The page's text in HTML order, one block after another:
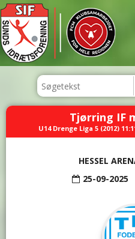
Tjørring IF
U14 Drenge Liga 5 (2012)
HESSEL
25-09-2025